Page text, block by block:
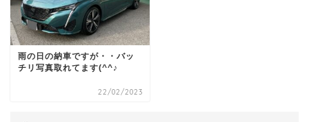
雨の日の納車ですが・・バッ
チリ写真取れてます(^^♪
22/02/2023